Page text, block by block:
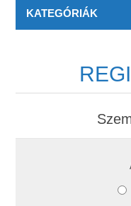
KATEGÓRIÁK